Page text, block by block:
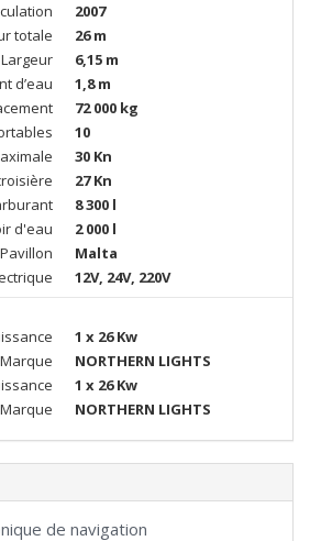
2007
totale
26 m
Largeur
6,15 m
d’eau
1,8 m
72 000 kg
10
30 Kn
27 Kn
8 300 l
d'eau
2 000 l
Pavillon
Malta
12V, 24V, 220V
1 x 26 Kw
Marque
NORTHERN LIGHTS
1 x 26 Kw
Marque
NORTHERN LIGHTS
de navigation